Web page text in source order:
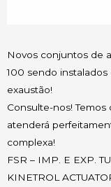
Novos conjuntos de
100 sendo instalados
exaustão!
Consulte-nos!
atenderá
complexa!
FSR – IMP. E EXP.
KINETROL